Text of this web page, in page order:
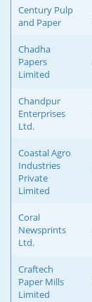
Century Pulp
and Paper
Chadha
Papers
Limited
Chandpur
Enterprises
Ltd.
Coastal Agro
Industries
Private
Limited
Coral
Newsprints
Ltd.
Craftech
Paper Mills
Limited